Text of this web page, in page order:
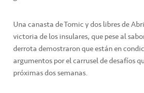
Una canasta de Tomic y dos libres de
victoria de los insulares, que pese al
derrota demostraron que están en
argumentos por el carrusel de desafíos
próximas dos semanas.